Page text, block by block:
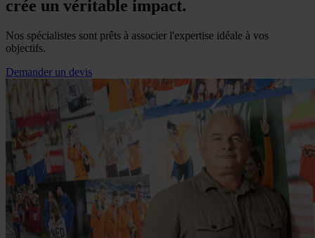
crée un véritable impact.
Nos spécialistes sont prêts à associer l'expertise idéale à vos
objectifs.
Demander un devis